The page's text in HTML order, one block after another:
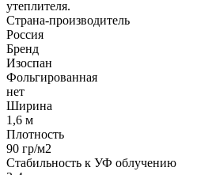
утеплителя.
Страна-производитель
Россия
Бренд
Изоспан
Фольгированная
нет
Ширина
1,6 м
Плотность
90 гр/м2
Стабильность к УФ облучению